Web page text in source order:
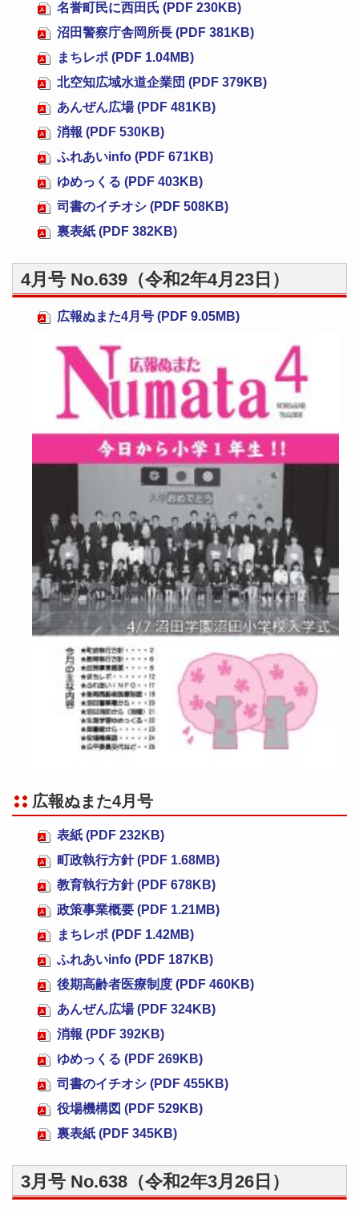
名誉町民に西田氏 (PDF 230KB)
沼田警察庁舎岡所長 (PDF 381KB)
まちレポ (PDF 1.04MB)
北空知広域水道企業団 (PDF 379KB)
あんぜん広場 (PDF 481KB)
消報 (PDF 530KB)
ふれあいinfo (PDF 671KB)
ゆめっくる (PDF 403KB)
司書のイチオシ (PDF 508KB)
裏表紙 (PDF 382KB)
4月号 No.639（令和2年4月23日）
広報ぬまた4月号 (PDF 9.05MB)
広報ぬまた4月号
表紙 (PDF 232KB)
町政執行方針 (PDF 1.68MB)
教育執行方針 (PDF 678KB)
政策事業概要 (PDF 1.21MB)
まちレポ (PDF 1.42MB)
ふれあいinfo (PDF 187KB)
後期高齢者医療制度 (PDF 460KB)
あんぜん広場 (PDF 324KB)
消報 (PDF 392KB)
ゆめっくる (PDF 269KB)
司書のイチオシ (PDF 455KB)
役場機構図 (PDF 529KB)
裏表紙 (PDF 345KB)
3月号 No.638（令和2年3月26日）